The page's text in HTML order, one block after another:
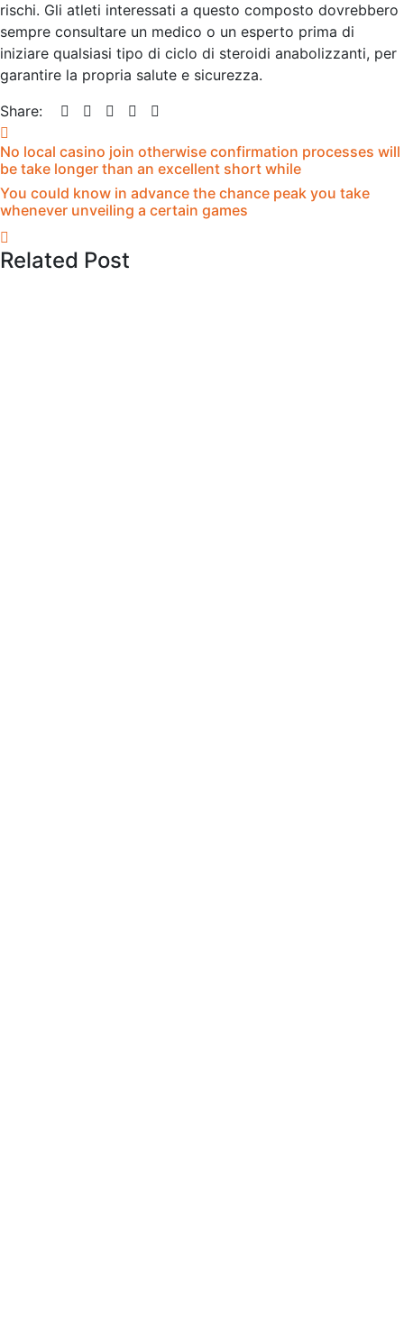
rischi. Gli atleti interessati a questo composto dovrebbero
sempre consultare un medico o un esperto prima di
iniziare qualsiasi tipo di ciclo di steroidi anabolizzanti, per
garantire la propria salute e sicurezza.
Share:
No local casino join otherwise confirmation processes will
be take longer than an excellent short while
You could know in advance the chance peak you take
whenever unveiling a certain games
Related Post